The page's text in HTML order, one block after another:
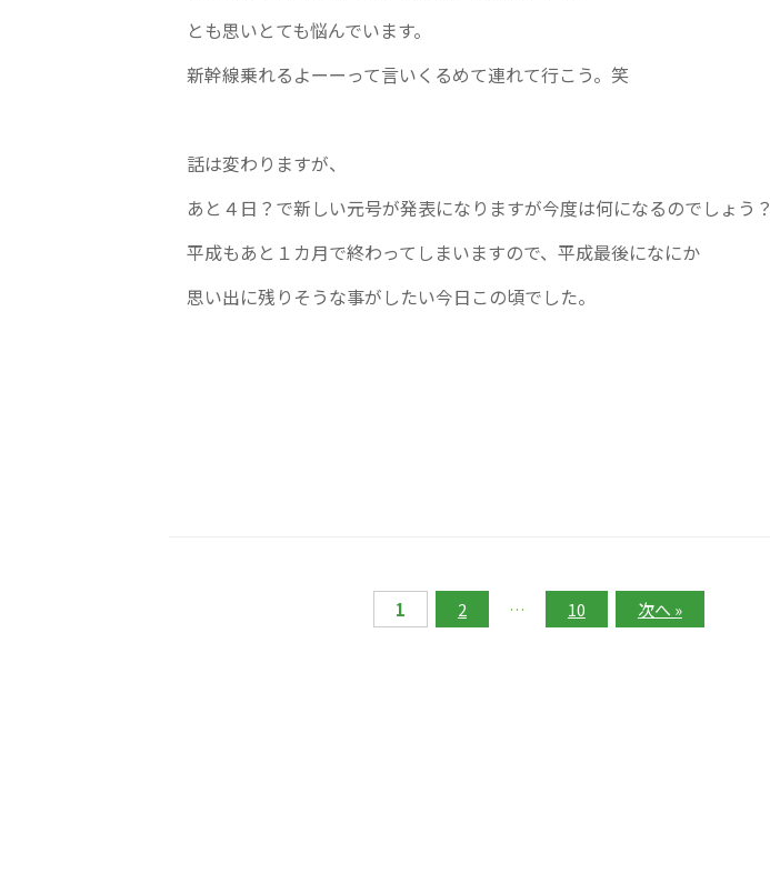
とも思いとても悩んでいます。
新幹線乗れるよーーって言いくるめて連れて行こう。笑
話は変わりますが、
あと４日？で新しい元号が発表になりますが今度は何になるのでしょう？
平成もあと１カ月で終わってしまいますので、平成最後になにか
思い出に残りそうな事がしたい今日この頃でした。
1 2 … 10 次へ »